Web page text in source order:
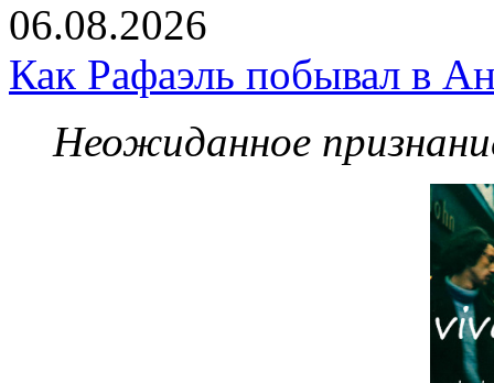
06.08.2026
Как Рафаэль побывал в
Неожиданное